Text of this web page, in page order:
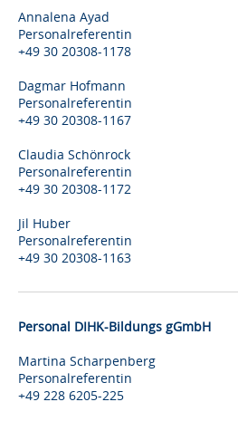
Annalena Ayad
Personalreferentin
+49 30 20308-1178
Dagmar Hofmann
Personalreferentin
+49 30 20308-1167
Claudia Schönrock
Personalreferentin
+49 30 20308-1172
Jil Huber
Personalreferentin
+49 30 20308-1163
Personal DIHK-Bildungs gGmbH
Martina Scharpenberg
Personalreferentin
+49 228 6205-225